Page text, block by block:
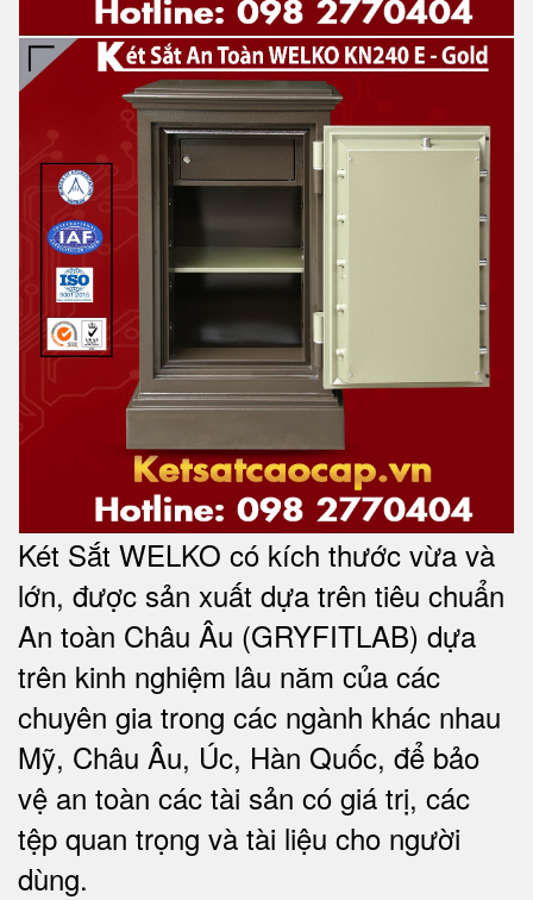
Két Sắt WELKO có kích thước vừa và
lớn, được sản xuất dựa trên tiêu chuẩn
An toàn Châu Âu (GRYFITLAB) dựa
trên kinh nghiệm lâu năm của các
chuyên gia trong các ngành khác nhau
Mỹ, Châu Âu, Úc, Hàn Quốc, để bảo
vệ an toàn các tài sản có giá trị, các
tệp quan trọng và tài liệu cho người
dùng.